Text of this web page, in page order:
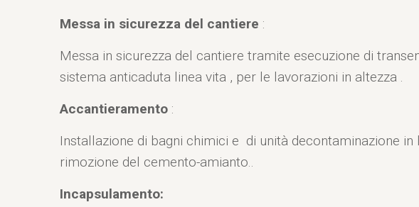
Messa in sicurezza del cantiere :
Messa in sicurezza del cantiere tramite esecuzione di
sistema anticaduta linea vita , per le lavorazioni in altezza .
Accantieramento :
Installazione di bagni chimici e di unità decontaminazione
rimozione del cemento-amianto..
Incapsulamento: